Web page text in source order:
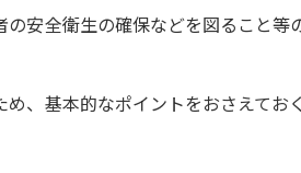
安全衛生の確保などを図ること等
、基本的なポイントをおさえてお